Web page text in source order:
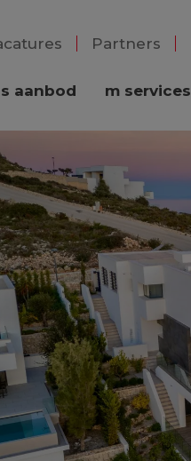
Partners
aanbod m services